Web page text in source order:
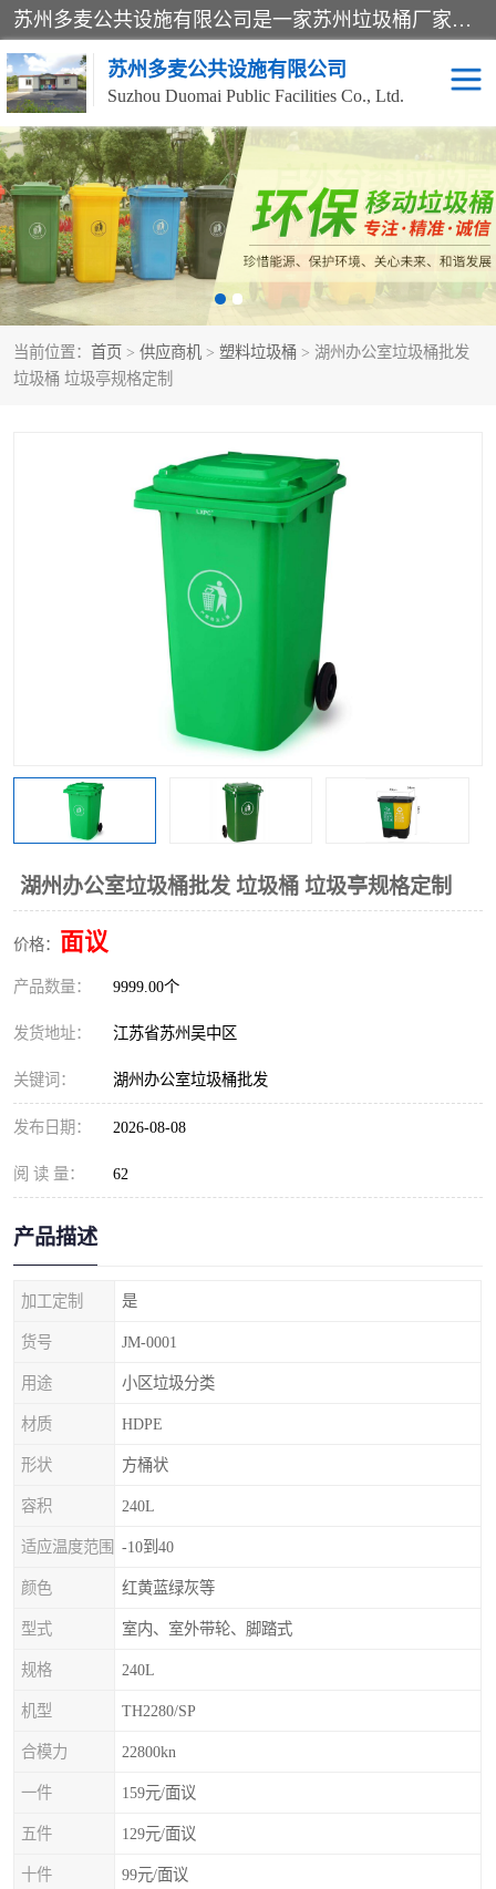
苏州多麦公共设施有限公司是一家苏州垃圾桶厂家，主营：塑料垃圾桶、分类果皮箱、户外园林椅、保安岗亭等产品厂家。全国统一热线电话：17105580222。公司组建完善的团队。设计人员，能根据客户要求，提供适合的设计方案，来满足客户的需求。
苏州多麦公共设施有限公司
Suzhou Duomai Public Facilities Co., Ltd.
当前位置： 首页 > 供应商机 > 塑料垃圾桶 > 湖州办公室垃圾桶批发
垃圾桶 垃圾亭规格定制
湖州办公室垃圾桶批发 垃圾桶 垃圾亭规格定制
价格： 面议
产品数量： 9999.00个
发货地址： 江苏省苏州吴中区
关键词： 湖州办公室垃圾桶批发
发布日期： 2026-08-08
阅 读 量： 62
产品描述
加工定制 是
货号 JM-0001
用途 小区垃圾分类
材质 HDPE
形状 方桶状
容积 240L
适应温度范围 -10到40
颜色 红黄蓝绿灰等
型式 室内、室外带轮、脚踏式
规格 240L
机型 TH2280/SP
合模力 22800kn
一件 159元/面议
五件 129元/面议
十件 99元/面议
办公室脚踩垃圾桶 保安岗亭
分类果皮箱 公园椅
垃圾分类房 塑料垃圾桶
防疫岗亭 吸烟岗亭